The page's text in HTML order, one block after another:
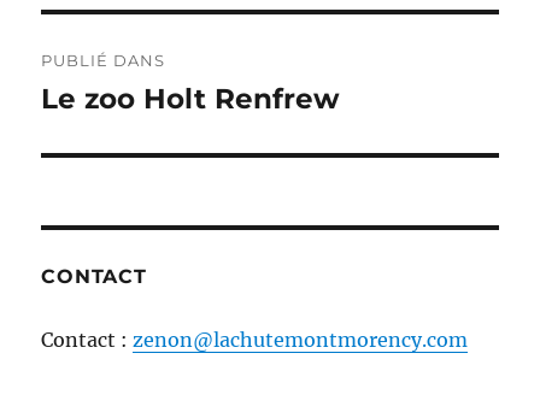
de
PUBLIÉ DANS
Le zoo Holt Renfrew
CONTACT
Contact :zenon@lachutemontmorency.com